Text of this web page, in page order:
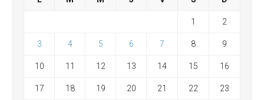
1 2
3 4 5 6 7 8 9
10 11 12 13 14 15 16
17 18 19 20 21 22 23